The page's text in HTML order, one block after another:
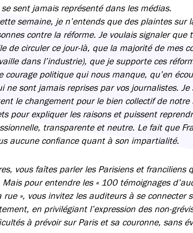
sent jamais représenté dans les médias.
semaine, je n’entends que des plaintes sur
contre la réforme. Je voulais signaler que
de circuler ce jour-là, que la majorité de mes
dans l’industrie), que je supporte ces
courage politique qui nous manque, qu’en
ne sont jamais reprises par vos journalistes.
le changement pour le bien collectif de
pour expliquer les raisons et puissent
transparente et neutre. Le fait que
aucune confiance quant à son impartialité.
vous faîtes parler les Parisiens et franciliens
pour entendre les « 100 témoignages
», vous invitez les auditeurs à se connecter
en privilégiant l’expression des non-
à prévoir sur Paris et sa couronne, sans